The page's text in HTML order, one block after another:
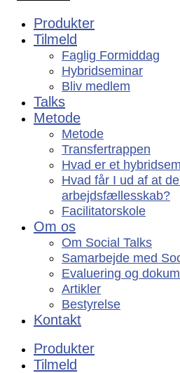
Produkter
Tilmeld
Faglig Formiddag
Hybridseminar
Bliv medlem
Talks
Metode
Metode
Transfertrappen
Hvad er et
Hvad får I ud af at
arbejdsfællesskab?
Facilitatorskole
Om os
Om Social Talks
Samarbejde med
Evaluering og
Artikler
Bestyrelse
Kontakt
Produkter
Tilmeld